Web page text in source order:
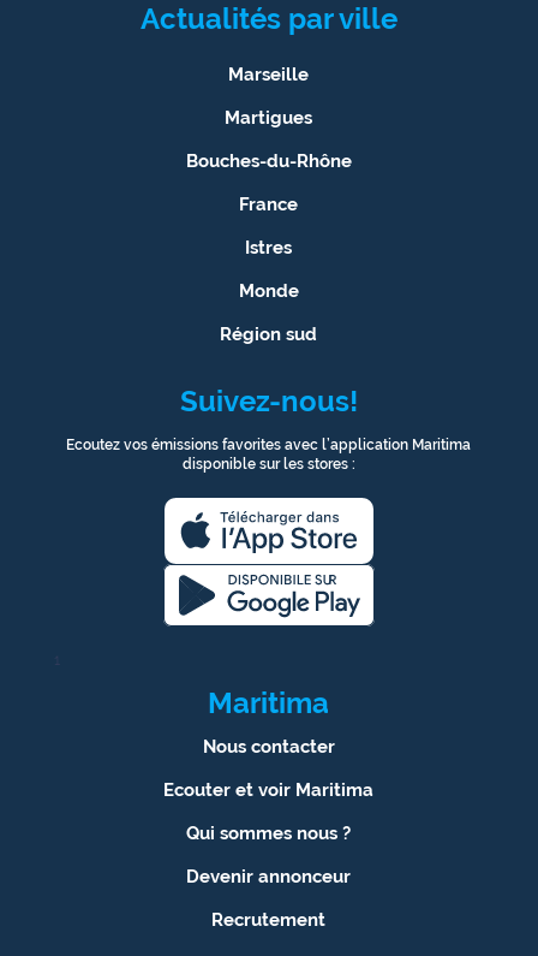
Actualités par ville
Marseille
Martigues
Bouches-du-Rhône
France
Istres
Monde
Région sud
Suivez-nous!
Ecoutez vos émissions favorites avec l’application Maritima
disponible sur les stores :
1
Maritima
Nous contacter
Ecouter et voir Maritima
Qui sommes nous ?
Devenir annonceur
Recrutement